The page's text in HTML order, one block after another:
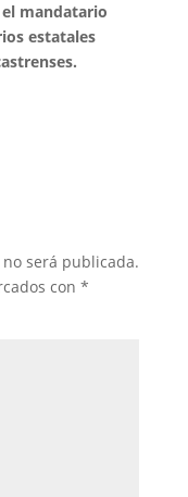
mandatario
estatales
será publicada.
con *